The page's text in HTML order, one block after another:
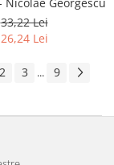
33,22 Lei
26,24 Lei
2 3 ... 9